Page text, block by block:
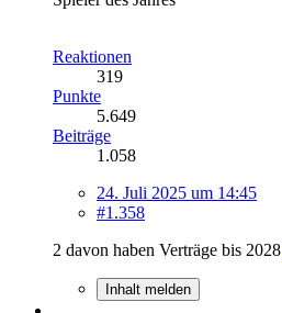
Reaktionen
319
Punkte
5.649
Beiträge
1.058
24. Juli 2025 um 14:45
#1.358
2 davon haben Verträge bis 2028
Inhalt melden